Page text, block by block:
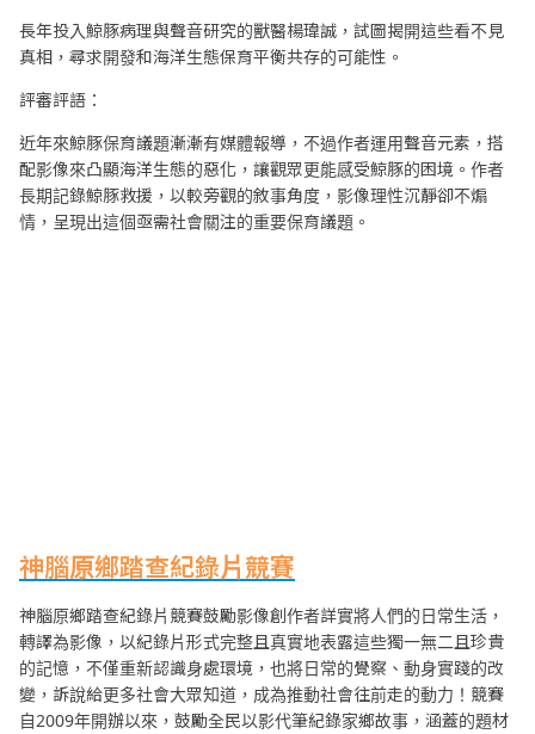
長年投入鯨豚病理與聲音研究的獸醫楊瑋誠，試圖揭開這些看不見
真相，尋求開發和海洋生態保育平衡共存的可能性。
評審評語：
近年來鯨豚保育議題漸漸有媒體報導，不過作者運用聲音元素，搭
配影像來凸顯海洋生態的惡化，讓觀眾更能感受鯨豚的困境。作者
長期記錄鯨豚救援，以較旁觀的敘事角度，影像理性沉靜卻不煽
情，呈現出這個亟需社會關注的重要保育議題。
神腦原鄉踏查紀錄片競賽
神腦原鄉踏查紀錄片競賽鼓勵影像創作者詳實將人們的日常生活，
轉譯為影像，以紀錄片形式完整且真實地表露這些獨一無二且珍貴
的記憶，不僅重新認識身處環境，也將日常的覺察、動身實踐的改
變，訴說給更多社會大眾知道，成為推動社會往前走的動力！競賽
自2009年開辦以來，鼓勵全民以影代筆紀錄家鄉故事，涵蓋的題材